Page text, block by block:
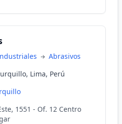
Abrasivos
Lima, Perú
1551 - Of. 12 Centro